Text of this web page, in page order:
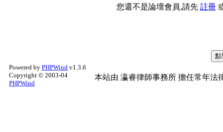
您還不是論壇會員,請先 註冊
Powered by PHPWind v1.3.6
Copyright © 2003-04
PHPWind
本站由 瀛睿律師事務所 擔任常年法